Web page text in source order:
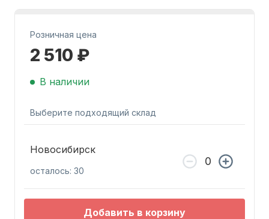
Винты
Розничная цена
2 510 ₽
В наличии
Выберите подходящий склад
Новосибирск
осталось: 30
Добавить в корзину